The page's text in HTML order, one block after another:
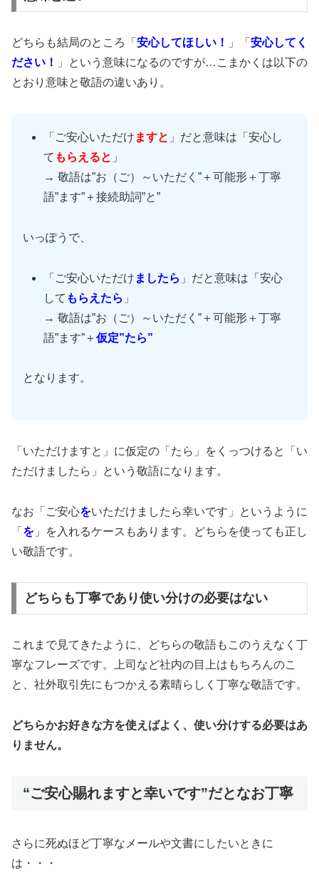
どちらも結局のところ「 安心してほしい！ 」「 安心してく
ださい！
」という意味になるのですが…こまかくは以下の
とおり意味と敬語の違いあり。
「ご安心いただけ ますと 」だと意味は「安心し
て もらえると 」
→ 敬語は”お（ご）～いただく”＋可能形＋丁寧
語”ます”＋接続助詞”と”
いっぽうで、
「ご安心いただけ ましたら 」だと意味は「安心
して もらえたら 」
→ 敬語は”お（ご）～いただく”＋可能形＋丁寧
語”ます”＋仮定”たら”
となります。
「いただけますと」に仮定の「たら」をくっつけると「い
ただけましたら」という敬語になります。
なお「ご安心をいただけましたら幸いです」というように
「 を 」を入れるケースもあります。どちらを使っても正し
い敬語です。
どちらも丁寧であり使い分けの必要はない
これまで見てきたように、どちらの敬語もこのうえなく丁
寧なフレーズです。上司など社内の目上はもちろんのこ
と、社外取引先にもつかえる素晴らしく丁寧な敬語です。
どちらかお好きな方を使えばよく、使い分けする必要はあ
りません。
“ご安心賜れますと幸いです”だとなお丁寧
さらに死ぬほど丁寧なメールや文書にしたいときに
は・・・